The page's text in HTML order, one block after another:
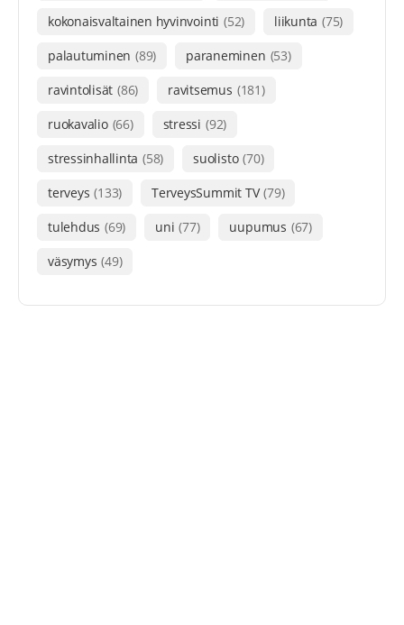
kokonaisvaltainen hyvinvointi (52) liikunta (75)
palautuminen (89) paraneminen (53)
ravintolisät (86) ravitsemus (181)
ruokavalio (66) stressi (92)
stressinhallinta (58) suolisto (70)
terveys (133) TerveysSummit TV (79)
tulehdus (69) uni (77) uupumus (67)
väsymys (49)